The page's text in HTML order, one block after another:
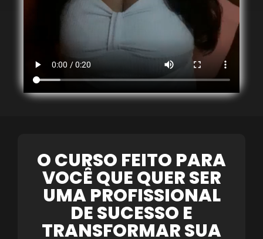
O CURSO FEITO PARA
VOCÊ QUE QUER SER
UMA PROFISSIONAL
DE SUCESSO E
TRANSFORMAR SUA